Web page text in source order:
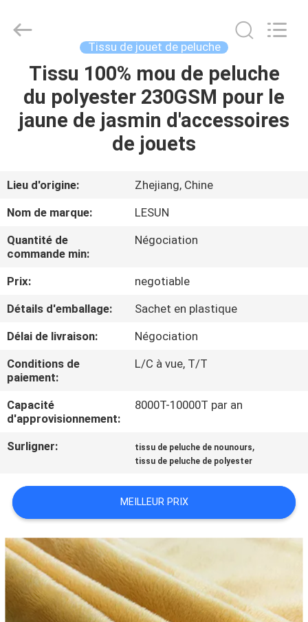
MAISON
PRODUITS
SUJET
DE
NOUS
VISITE
D'USINE
CONTRÔLE
DE
QUALITÉ
CONTACTEZ-
NOUS
NOUVELLES
DEMANDEZ
UNE
CITATION
Textile
Technology
Tissu de jouet de peluche
Tissu 100% mou de peluche
du polyester 230GSM pour le
jaune de jasmin d'accessoires
de jouets
Lieu d'origine:
Zhejiang, Chine
Nom de marque:
LESUN
Quantité de
commande min:
Négociation
Prix:
negotiable
Détails d'emballage:
Sachet en plastique
Délai de livraison:
Négociation
Conditions de
paiement:
L/C à vue, T/T
Capacité
d'approvisionnement:
8000T-10000T par an
Surligner: tissu de peluche de nounours,
tissu de peluche de polyester
MEILLEUR PRIX